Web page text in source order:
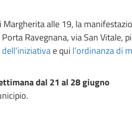
alle 19, la
Ravegnana, via San Vitale,
e qui l’ordinanza di
dal 21 al 28 giugno